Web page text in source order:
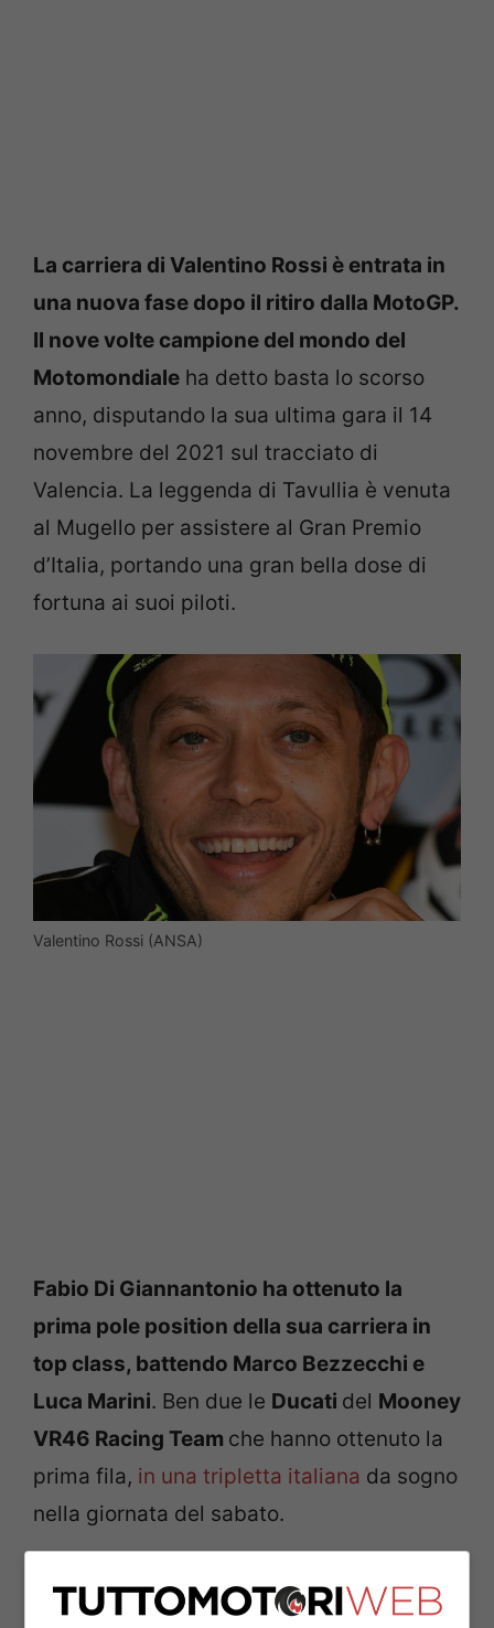
La carriera di Valentino Rossi è entrata in
una nuova fase dopo il ritiro dalla MotoGP.
Il nove volte campione del mondo del
Motomondiale ha detto basta lo scorso
anno, disputando la sua ultima gara il 14
novembre del 2021 sul tracciato di
Valencia. La leggenda di Tavullia è venuta
al Mugello per assistere al Gran Premio
d’Italia, portando una gran bella dose di
fortuna ai suoi piloti.
Valentino Rossi (ANSA)
Fabio Di Giannantonio ha ottenuto la
prima pole position della sua carriera in
top class, battendo Marco Bezzecchi e
Luca Marini. Ben due le Ducati del Mooney
VR46 Racing Team che hanno ottenuto la
prima fila, in una tripletta italiana da sogno
nella giornata del sabato.
I punti ovviamente si fanno alla domenica,
ma la giornata odierna entrerà nei libri di